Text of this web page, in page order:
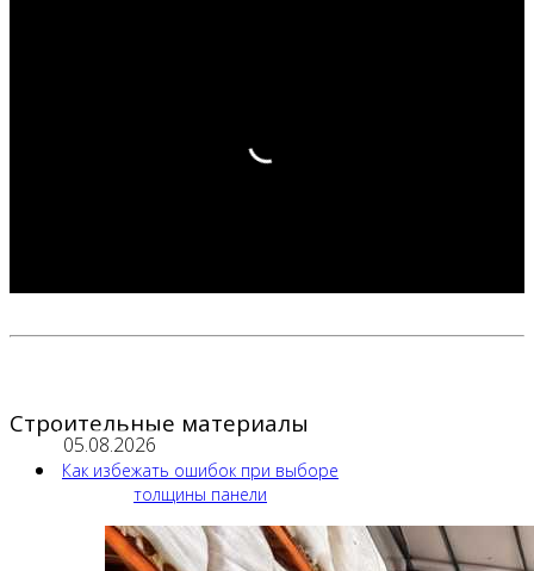
Строительные материалы
05.08.2026
Как избежать ошибок при выборе
толщины панели